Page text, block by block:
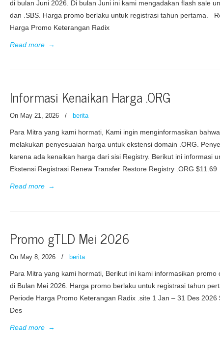
di bulan Juni 2026. Di bulan Juni ini kami mengadakan flash sale
dan .SBS. Harga promo berlaku untuk registrasi tahun pertama.
Harga Promo Keterangan Radix
Read more →
Informasi Kenaikan Harga .ORG
On May 21, 2026 / berita
Para Mitra yang kami hormati, Kami ingin menginformasikan
melakukan penyesuaian harga untuk ekstensi domain .ORG.
karena ada kenaikan harga dari sisi Registry. Berikut ini informasi
Ekstensi Registrasi Renew Transfer Restore Registry .ORG $11.69
Read more →
Promo gTLD Mei 2026
On May 8, 2026 / berita
Para Mitra yang kami hormati, Berikut ini kami informasikan
di Bulan Mei 2026. Harga promo berlaku untuk registrasi tahun
Periode Harga Promo Keterangan Radix .site 1 Jan – 31 Des
Des
Read more →